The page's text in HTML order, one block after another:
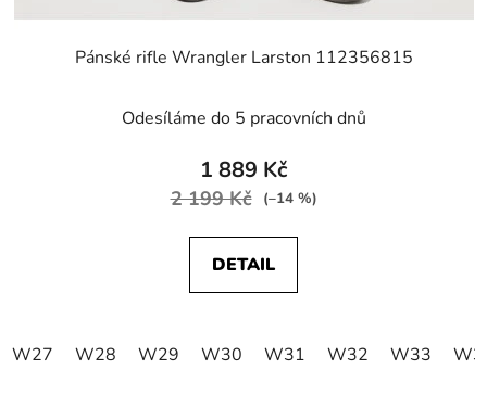
Pánské rifle Wrangler Larston 112356815
Odesíláme do 5 pracovních dnů
1 889 Kč
2 199 Kč (–14 %)
DETAIL
W27 W28 W29 W30 W31 W32 W33